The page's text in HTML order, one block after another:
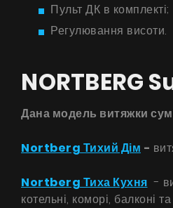
Пульт ДК в комплекті;
Регулювання висоти.
NORTBERG
Дана модель витяжки
Nortberg Тихий Дім -
Nortberg Тиха Кухня -
котельні, коморі, балконі